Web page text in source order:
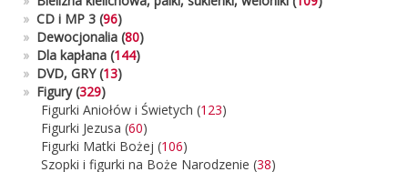
» CD i MP 3 (96)
» Dewocjonalia (80)
» Dla kapłana (144)
» DVD, GRY(13)
» Figury (329)
Figurki Aniołów i Świetych (123)
Figurki Jezusa (60)
Figurki Matki Bożej (106)
Szopki i figurki na Boże Narodzenie (38)